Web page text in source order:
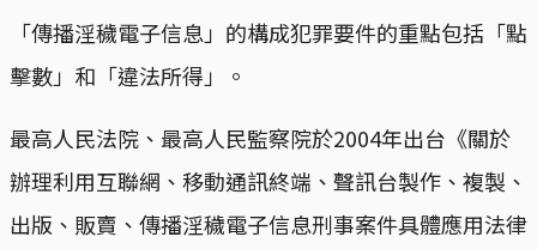
「傳播淫穢電子信息」的構成犯罪要件的重點包括「點
擊數」和「違法所得」。
最高人民法院、最高人民監察院於2004年出台《關於
辦理利用互聯網、移動通訊終端、聲訊台製作、複製、
出版、販賣、傳播淫穢電子信息刑事案件具體應用法律